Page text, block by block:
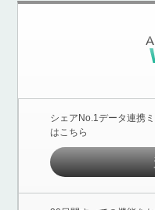
シェアNo.1データ連携
はこちら